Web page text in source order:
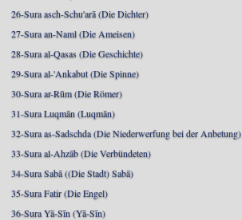
26-Sura asch-Schu'arā (Die Dichter)
27-Sura an-Naml (Die Ameisen)
28-Sura al-Qasas (Die Geschichte)
29-Sura al-'Ankabut (Die Spinne)
30-Sura ar-Rūm (Die Römer)
31-Sura Luqmān (Luqmān)
32-Sura as-Sadschda (Die Niederwerfung bei der Anbetung)
33-Sura al-Ahzāb (Die Verbündeten)
34-Sura Sabā ((Die Stadt) Sabā)
35-Sura Fatir (Die Engel)
36-Sura Yā-Sīn (Yā-Sīn)